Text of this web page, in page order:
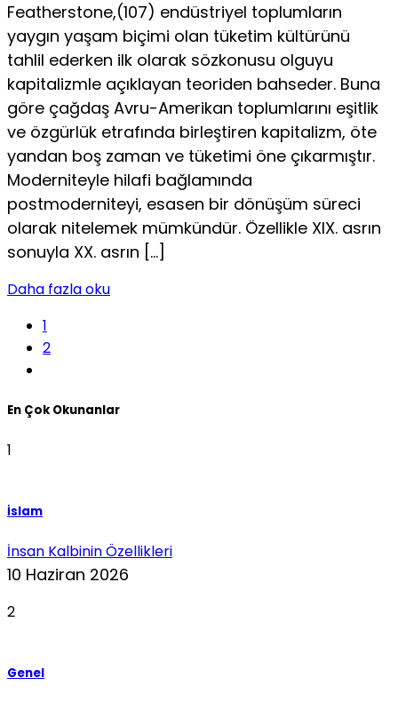
Featherstone,(107) endüstriyel toplumların
yaygın yaşam bi­çimi olan tüketim kültürünü
tahlil ederken ilk olarak sözkonusu olguyu
kapitalizmle açıklayan teoriden bahseder. Buna
göre çağ­daş Avru-Amerikan toplumlarını eşitlik
ve özgürlük etrafında bir­leştiren kapitalizm, öte
yandan boş zaman ve tüketimi öne çıkar­mıştır.
Moderniteyle hilafi bağlamında
postmoderniteyi, esasen bir dönüşüm süreci
olarak nitelemek mümkündür. Özellikle XIX. as­rın
sonuyla XX. asrın […]
Daha fazla oku
1
2
En Çok Okunanlar
1
İslam
İnsan Kalbinin Özellikleri
10 Haziran 2026
2
Genel